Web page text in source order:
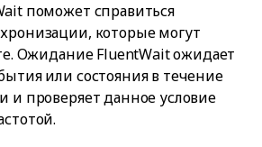
поможет справиться
которые могут
Ожидание FluentWait ожидает
или состояния в течение
и проверяет данное условие